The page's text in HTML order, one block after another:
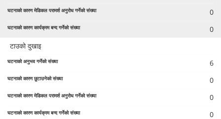
0
0
टाउको दुखाइ
6
0
0
0